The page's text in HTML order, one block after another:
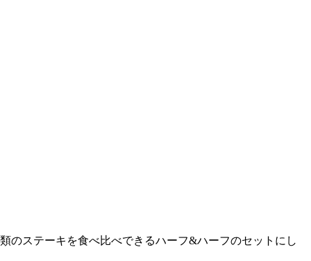
のステーキを食べ比べできるハーフ&ハーフのセットにし